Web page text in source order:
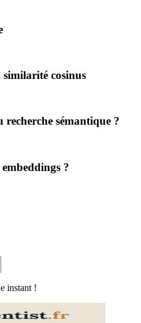
cosinus
recherche sémantique ?
?
instant !